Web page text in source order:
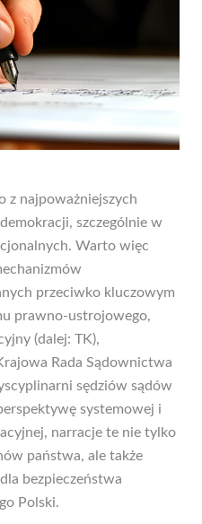
z najpoważniejszych
szczególnie w
Warto więc
przeciwko kluczowym
prawno-ustrojowego,
(dalej: TK),
Rada Sądownictwa
sędziów sądów
systemowej i
narracje te nie tylko
państwa, ale także
bezpieczeństwa
Polski.